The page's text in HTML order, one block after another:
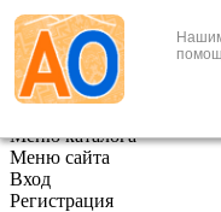
+7 (495) 646-888-1
В корзине 0 товаров
Меню каталога
Меню сайта
Вход
Регистрация